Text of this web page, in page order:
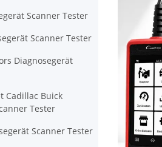
Scanner Tester
Scanner Tester
Diagnosegerät
Cadillac Buick
Tester
Scanner Tester